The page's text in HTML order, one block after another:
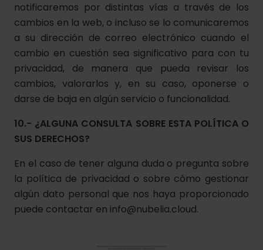
notificaremos por distintas vías a través de los
cambios en la web, o incluso se lo comunicaremos
a su dirección de correo electrónico cuando el
cambio en cuestión sea significativo para con tu
privacidad, de manera que pueda revisar los
cambios, valorarlos y, en su caso, oponerse o
darse de baja en algún servicio o funcionalidad.
10.- ¿ALGUNA CONSULTA SOBRE ESTA POLÍTICA O
SUS DERECHOS?
En el caso de tener alguna duda o pregunta sobre
la política de privacidad o sobre cómo gestionar
algún dato personal que nos haya proporcionado
puede contactar en info@nubelia.cloud.